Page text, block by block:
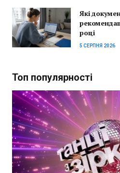
Які
році
5 СЕРПНЯ 2026
Топ популярності